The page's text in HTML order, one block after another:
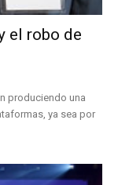
el robo de
produciendo una
ya sea por